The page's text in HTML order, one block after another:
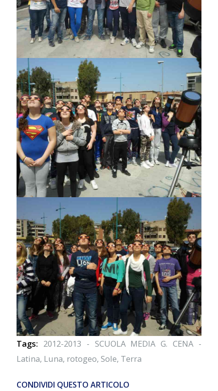
Tags: 2012-2013 - SCUOLA MEDIA G. CENA -
Latina, Luna, rotogeo, Sole, Terra
CONDIVIDI QUESTO ARTICOLO